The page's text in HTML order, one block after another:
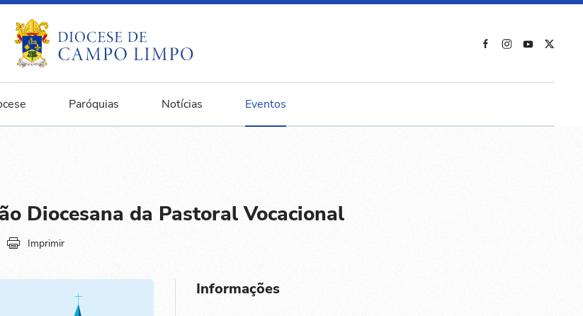
Paróquias Notícias Eventos
Diocesana da Pastoral Vocacional
Imprimir
Informações